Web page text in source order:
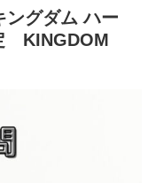
ングダム ハー
KINGDOM